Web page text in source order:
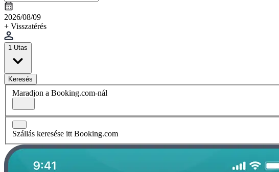
2026/08/09
+ Visszatérés
1 Utas
Keresés
Maradjon a Booking.com-nál
Szállás keresése itt Booking.com